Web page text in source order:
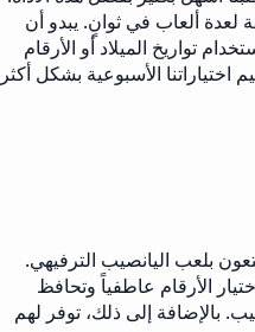
لعدة ألعاب في ثوانٍ. يبدو أن
تواريخ الميلاد أو الأرقام
الأسبوعية بشكل أكثر
بلعب اليانصيب الترفيهي.
الأرقام عاطفياً وتحافظ
بالإضافة إلى ذلك، توفر لهم